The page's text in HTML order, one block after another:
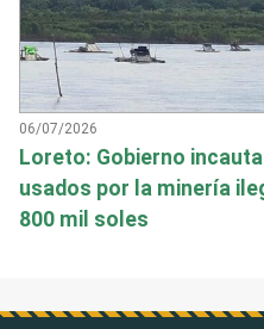
06/07/2026
Loreto: Gobierno
usados por la minería
800 mil soles